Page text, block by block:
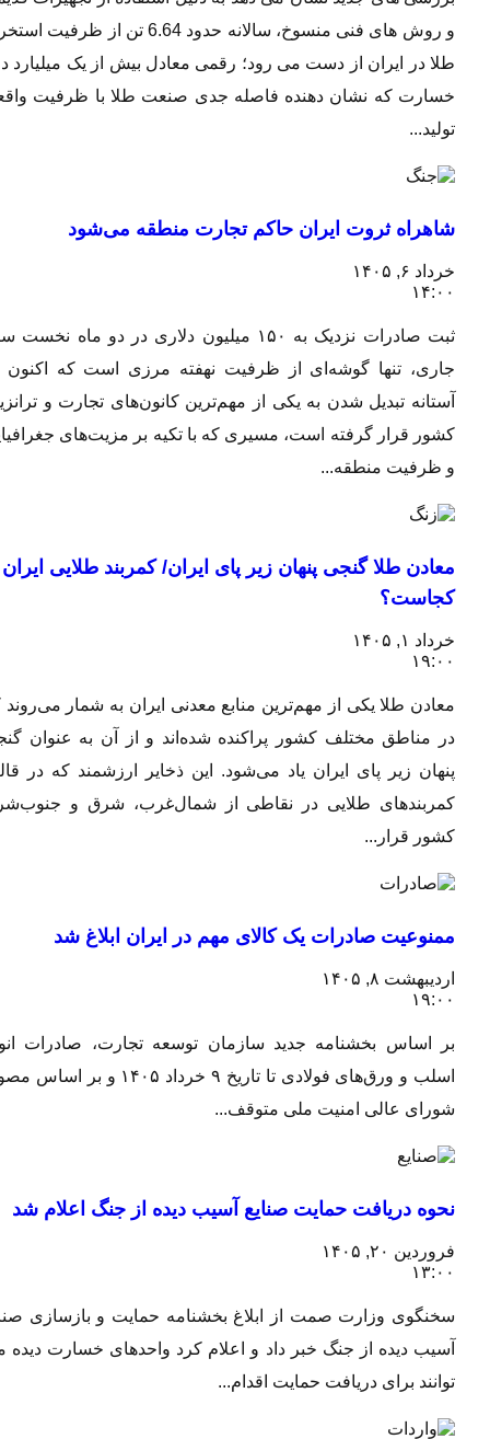
و روش های فنی منسوخ، سالانه حدود 6.64 تن از ظرفیت استخراج
طلا در ایران از دست می رود؛ رقمی معادل بیش از یک میلیارد دلار
خسارت که نشان دهنده فاصله جدی صنعت طلا با ظرفیت واقعی
تولید...
شاهراه ثروت ایران حاکم تجارت منطقه می‌شود
خرداد ۶, ۱۴۰۵
۱۴:۰۰
ثبت صادرات نزدیک به ۱۵۰ میلیون دلاری در دو ماه نخست سال
جاری، تنها گوشه‌ای از ظرفیت نهفته مرزی است که اکنون در
آستانه تبدیل شدن به یکی از مهم‌ترین کانون‌های تجارت و ترانزیت
کشور قرار گرفته است، مسیری که با تکیه بر مزیت‌های جغرافیایی
و ظرفیت منطقه...
معادن طلا گنجی پنهان زیر پای ایران/ کمربند طلایی ایران
کجاست؟
خرداد ۱, ۱۴۰۵
۱۹:۰۰
معادن طلا یکی از مهم‌ترین منابع معدنی ایران به شمار می‌روند که
در مناطق مختلف کشور پراکنده شده‌اند و از آن به عنوان گنجی
پنهان زیر پای ایران یاد می‌شود. این ذخایر ارزشمند که در قالب
کمربندهای طلایی در نقاطی از شمال‌غرب، شرق و جنوب‌شرق
کشور قرار...
ممنوعیت صادرات یک کالای مهم در ایران ابلاغ شد
اردیبهشت ۸, ۱۴۰۵
۱۹:۰۰
بر اساس بخشنامه جدید سازمان توسعه تجارت، صادرات انواع
اسلب و ورق‌های فولادی تا تاریخ ۹ خرداد ۱۴۰۵ و بر اساس مصوبه
شورای عالی امنیت ملی متوقف...
نحوه دریافت حمایت صنایع آسیب دیده از جنگ اعلام شد
فروردین ۲۰, ۱۴۰۵
۱۳:۰۰
سخنگوی وزارت صمت از ابلاغ بخشنامه حمایت و بازسازی صنایع
آسیب دیده از جنگ خبر داد و اعلام کرد واحدهای خسارت دیده می
توانند برای دریافت حمایت اقدام...